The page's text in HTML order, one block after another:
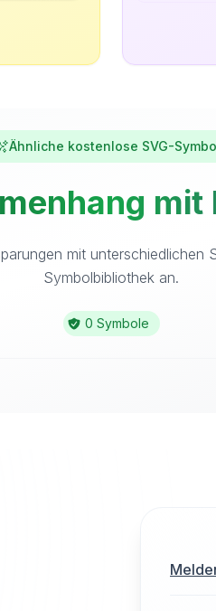
Ähnliche kostenlose SVG-
mit unterschiedlichen
Symbolbibliothek an.
0 Symbole